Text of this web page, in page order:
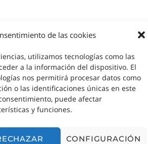
de las cookies
utilizamos tecnologías como las
a la información del dispositivo. El
nos permitirá procesar datos como
o las identificaciones únicas en este
puede afectar
y funciones.
CONFIGURACIÓN